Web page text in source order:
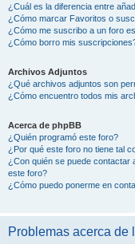
¿Cuál es la diferencia entre
¿Cómo marcar Favoritos o
¿Cómo me suscribo a un foro
¿Cómo borro mis
Archivos Adjuntos
¿Qué archivos adjuntos son
¿Cómo encuentro todos mis
Acerca de phpBB
¿Quién programó este foro?
¿Por qué este foro no tiene tal
¿Con quién se puede contactar
este foro?
¿Cómo puedo ponerme en
Problemas acerca de